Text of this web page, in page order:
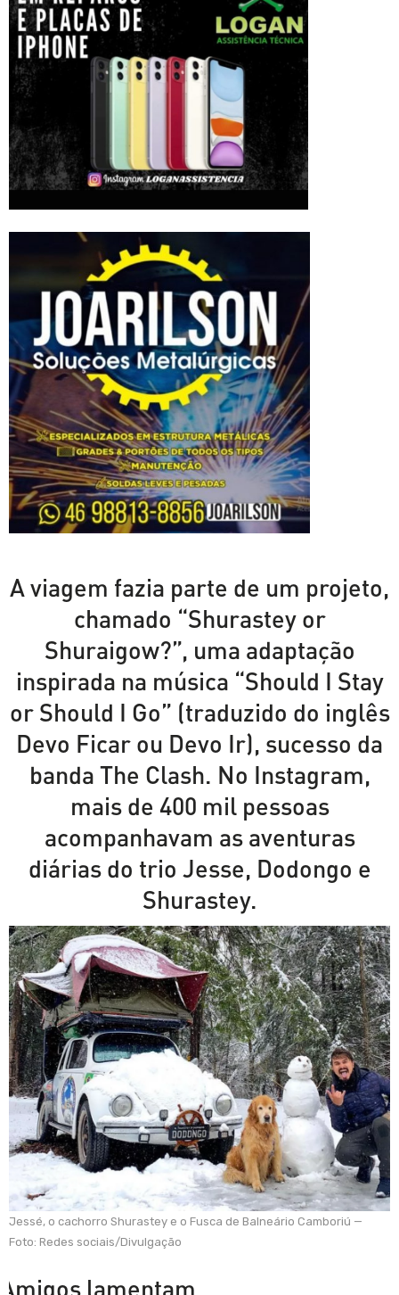
A viagem fazia parte de um projeto,
chamado “Shurastey or
Shuraigow?”, uma adaptação
inspirada na música “Should I Stay
or Should I Go” (traduzido do inglês
Devo Ficar ou Devo Ir), sucesso da
banda The Clash. No Instagram,
mais de 400 mil pessoas
acompanhavam as aventuras
diárias do trio Jesse, Dodongo e
Shurastey.
Jessé, o cachorro Shurastey e o Fusca de Balneário Camboriú —
Foto: Redes sociais/Divulgação
Amigos lamentam